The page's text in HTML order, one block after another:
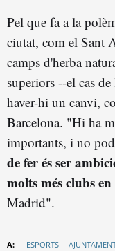
Pel que fa a la
ciutat, com el Sant
camps d'herba
superiors --el cas
haver-hi un canvi,
Barcelona. "Hi ha
importants, i no
de fer és ser
molts més clubs
Madrid".
ESPORTS